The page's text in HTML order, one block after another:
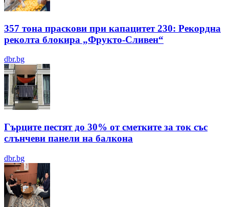
357 тона праскови при капацитет 230: Рекордна
реколта блокира „Фрукто-Сливен“
dbr.bg
Гърците пестят до 30% от сметките за ток със
слънчеви панели на балкона
dbr.bg